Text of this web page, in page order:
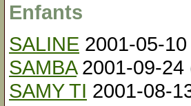
Enfants
SALINE 2001-05-
SAMBA2001-09-24
SAMY TI 2001-08-